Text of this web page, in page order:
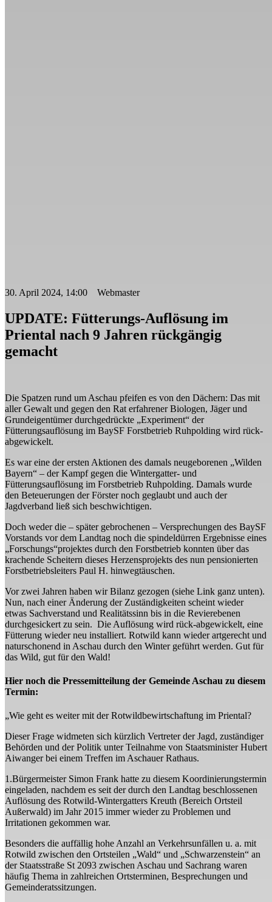
30. April 2024, 14:00 Webmaster
UPDATE: Fütterungs-Auflösung im
Priental nach 9 Jahren rückgängig
gemacht
Die Spatzen rund um Aschau pfeifen es von den Dächern: Das mit
aller Gewalt und gegen den Rat erfahrener Biologen, Jäger und
Grundeigentümer durchgedrückte „Experiment“ der
Fütterungsauflösung im BaySF Forstbetrieb Ruhpolding wird rück-
abgewickelt.
Es war eine der ersten Aktionen des damals neugeborenen „Wilden
Bayern“ – der Kampf gegen die Wintergatter- und
Fütterungsauflösung im Forstbetrieb Ruhpolding. Damals wurde
den Beteuerungen der Förster noch geglaubt und auch der
Jagdverband ließ sich beschwichtigen.
Doch weder die – später gebrochenen – Versprechungen des BaySF
Vorstands vor dem Landtag noch die spindeldürren Ergebnisse eines
„Forschungs“projektes durch den Forstbetrieb konnten über das
krachende Scheitern dieses Herzensprojekts des nun pensionierten
Forstbetriebsleiters Paul H. hinwegtäuschen.
Vor zwei Jahren haben wir Bilanz gezogen (siehe Link ganz unten).
Nun, nach einer Änderung der Zuständigkeiten scheint wieder
etwas Sachverstand und Realitätssinn bis in die Revierebenen
durchgesickert zu sein. Die Auflösung wird rück-abgewickelt, eine
Fütterung wieder neu installiert. Rotwild kann wieder artgerecht und
naturschonend in Aschau durch den Winter geführt werden. Gut für
das Wild, gut für den Wald!
Hier noch die Pressemitteilung der Gemeinde Aschau zu diesem
Termin:
„Wie geht es weiter mit der Rotwildbewirtschaftung im Priental?
Dieser Frage widmeten sich kürzlich Vertreter der Jagd, zuständiger
Behörden und der Politik unter Teilnahme von Staatsminister Hubert
Aiwanger bei einem Treffen im Aschauer Rathaus.
1.Bürgermeister Simon Frank hatte zu diesem Koordinierungstermin
eingeladen, nachdem es seit der durch den Landtag beschlossenen
Auflösung des Rotwild-Wintergatters Kreuth (Bereich Ortsteil
Außerwald) im Jahr 2015 immer wieder zu Problemen und
Irritationen gekommen war.
Besonders die auffällig hohe Anzahl an Verkehrsunfällen u. a. mit
Rotwild zwischen den Ortsteilen „Wald“ und „Schwarzenstein“ an
der Staatsstraße St 2093 zwischen Aschau und Sachrang waren
häufig Thema in zahlreichen Ortsterminen, Besprechungen und
Gemeinderatssitzungen.